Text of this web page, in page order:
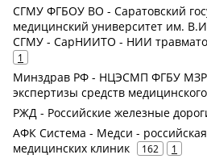
СГМУ ФГБОУ ВО - Саратовский
медицинский университет им.
СГМУ - СарНИИТО - НИИ
1
Минздрав РФ - НЦЭСМП ФГБУ
экспертизы средств
РЖД - Российские железные
АФК Система - Медси -
медицинских клиник
162 1